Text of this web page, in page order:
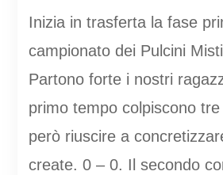
Inizia in trasferta la fase
campionato dei Pulcini
Partono forte i nostri
primo tempo colpiscono
però riuscire a
create. 0 – 0. Il secondo